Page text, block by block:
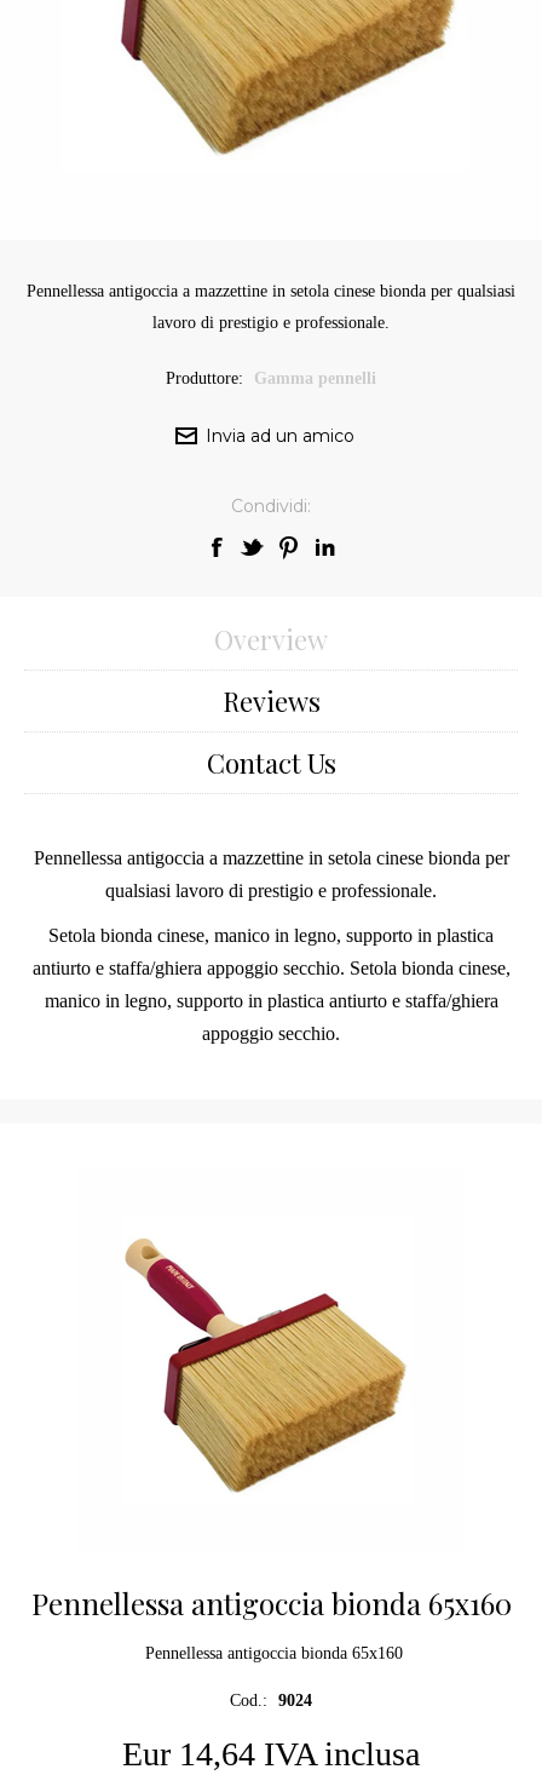
Pennellessa antigoccia a mazzettine in setola cinese bionda per qualsiasi
lavoro di prestigio e professionale.
Produttore: Gamma pennelli
Condividi:
Overview
Reviews
Contact Us
Pennellessa antigoccia a mazzettine in setola cinese bionda per
qualsiasi lavoro di prestigio e professionale.
Setola bionda cinese, manico in legno, supporto in plastica
antiurto e staffa/ghiera appoggio secchio. Setola bionda cinese,
manico in legno, supporto in plastica antiurto e staffa/ghiera
appoggio secchio.
Pennellessa antigoccia bionda 65x160
Pennellessa antigoccia bionda 65x160
Cod.: 9024
Eur 14,64 IVA inclusa